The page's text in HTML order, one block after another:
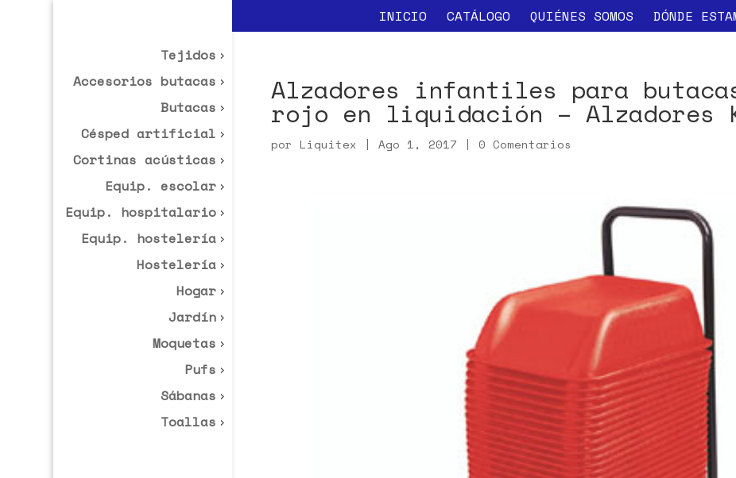
INICIO CATÁLOGO QUIÉNES SOMOS DÓNDE
Tejidos
Accesorios butacas
Butacas
Césped artificial
Cortinas acústicas
Equip. escolar
Equip. hospitalario
Equip. hostelería
Hostelería
Hogar
Jardín
Moquetas
Pufs
Sábanas
Toallas
Alzadores infantiles para
rojo en liquidación – Alzadores
porLiquitex |Ago 1, 2017 |0 Comentarios